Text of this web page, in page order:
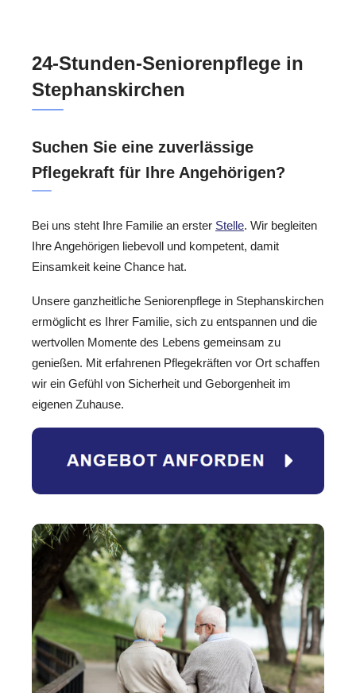
24-Stunden-Seniorenpflege in
Stephanskirchen
Suchen Sie eine zuverlässige
Pflegekraft für Ihre Angehörigen?
Bei uns steht Ihre Familie an erster Stelle. Wir begleiten
Ihre Angehörigen liebevoll und kompetent, damit
Einsamkeit keine Chance hat.
Unsere ganzheitliche Seniorenpflege in Stephanskirchen
ermöglicht es Ihrer Familie, sich zu entspannen und die
wertvollen Momente des Lebens gemeinsam zu
genießen. Mit erfahrenen Pflegekräften vor Ort schaffen
wir ein Gefühl von Sicherheit und Geborgenheit im
eigenen Zuhause.